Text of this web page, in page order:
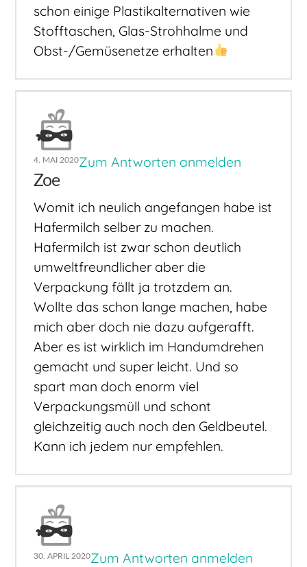
schon einige Plastikalternativen wie
Stofftaschen, Glas-Strohhalme und
Obst-/Gemüsenetze erhalten
4. MAI 2020Zum Antworten anmelden
Zoe
Womit ich neulich angefangen habe ist
Hafermilch selber zu machen.
Hafermilch ist zwar schon deutlich
umweltfreundlicher aber die
Verpackung fällt ja trotzdem an.
Wollte das schon lange machen, habe
mich aber doch nie dazu aufgerafft.
Aber es ist wirklich im Handumdrehen
gemacht und super leicht. Und so
spart man doch enorm viel
Verpackungsmüll und schont
gleichzeitig auch noch den Geldbeutel.
Kann ich jedem nur empfehlen.
30. APRIL 2020Zum Antworten anmelden